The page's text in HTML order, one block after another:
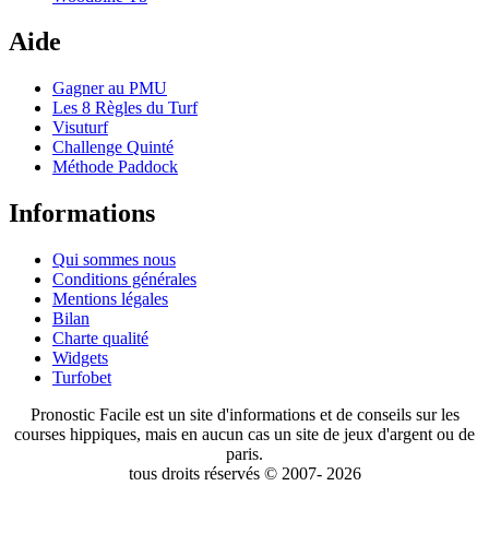
Aide
Gagner au PMU
Les 8 Règles du Turf
Visuturf
Challenge Quinté
Méthode Paddock
Informations
Qui sommes nous
Conditions générales
Mentions légales
Bilan
Charte qualité
Widgets
Turfobet
Pronostic Facile est un site d'informations et de conseils sur les
courses hippiques, mais en aucun cas un site de jeux d'argent ou de
paris.
tous droits réservés © 2007- 2026